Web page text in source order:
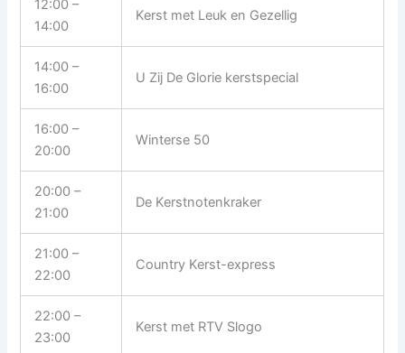
12:00 –
14:00
Kerst met Leuk en Gezellig
14:00 –
16:00
U Zij De Glorie kerstspecial
16:00 –
20:00
Winterse 50
20:00 –
21:00
De Kerstnotenkraker
21:00 –
22:00
Country Kerst-express
22:00 –
23:00
Kerst met RTV Slogo